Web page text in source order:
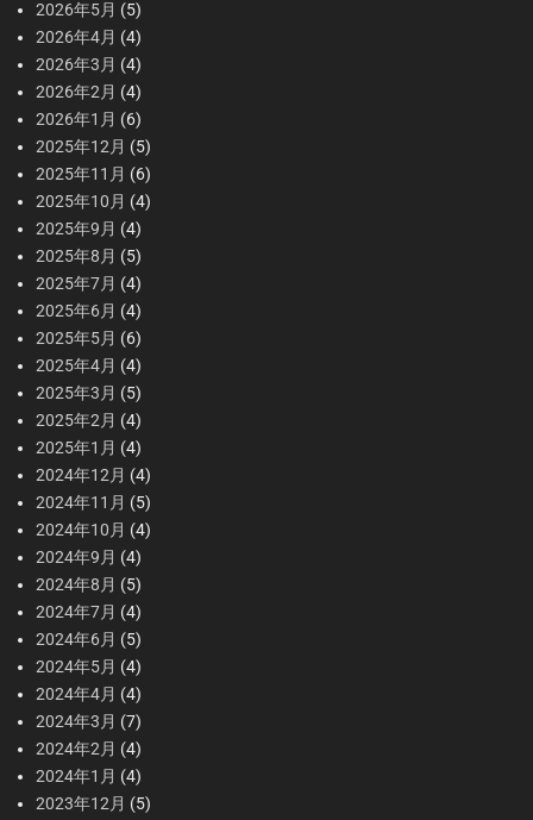
2026年5月 (5)
2026年4月 (4)
2026年3月 (4)
2026年2月 (4)
2026年1月 (6)
2025年12月 (5)
2025年11月 (6)
2025年10月 (4)
2025年9月 (4)
2025年8月 (5)
2025年7月 (4)
2025年6月 (4)
2025年5月 (6)
2025年4月 (4)
2025年3月 (5)
2025年2月 (4)
2025年1月 (4)
2024年12月 (4)
2024年11月 (5)
2024年10月 (4)
2024年9月 (4)
2024年8月 (5)
2024年7月 (4)
2024年6月 (5)
2024年5月 (4)
2024年4月 (4)
2024年3月 (7)
2024年2月 (4)
2024年1月 (4)
2023年12月 (5)